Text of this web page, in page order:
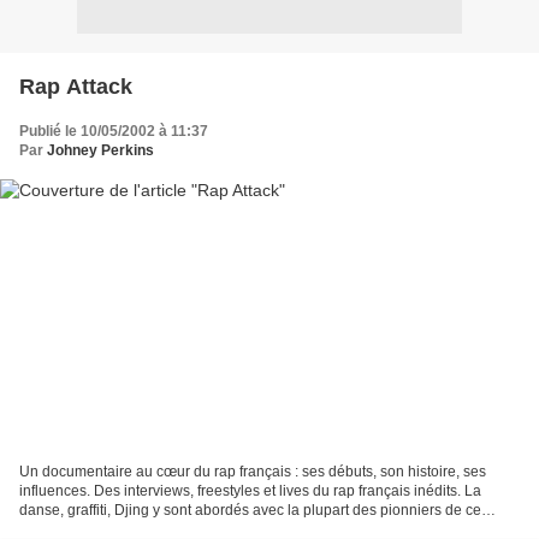
Rap Attack
Publié le 10/05/2002 à 11:37
Par Johney Perkins
Un documentaire au cœur du rap français : ses débuts, son histoire, ses
influences. Des interviews, freestyles et lives du rap français inédits. La
danse, graffiti, Djing y sont abordés avec la plupart des pionniers de ce